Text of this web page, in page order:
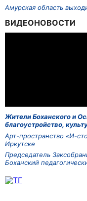
Амурская область
ВИДЕОНОВОСТИ
Жители Боханского и
благоустройство,
Арт-пространство «И-
Иркутске
Председатель
Боханский